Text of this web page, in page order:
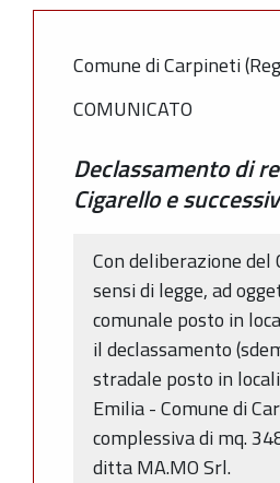
Comune di Carpineti
COMUNICATO
Declassamento di
Cigarello e
Con deliberazione del
sensi di legge, ad
comunale posto in
il declassamento
stradale posto in
Emilia - Comune di
complessiva di mq.
ditta MA.MO Srl.